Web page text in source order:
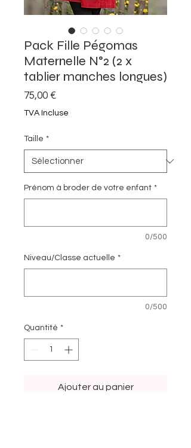
Pack Fille Pégomas
Maternelle N°2 (2 x
tablier manches longues)
75,00 €Prix
TVA Incluse
Taille *
Prénom à broder de votre enfant *
0/500
Niveau/Classe actuelle *
0/500
Quantité *
Ajouter au panier